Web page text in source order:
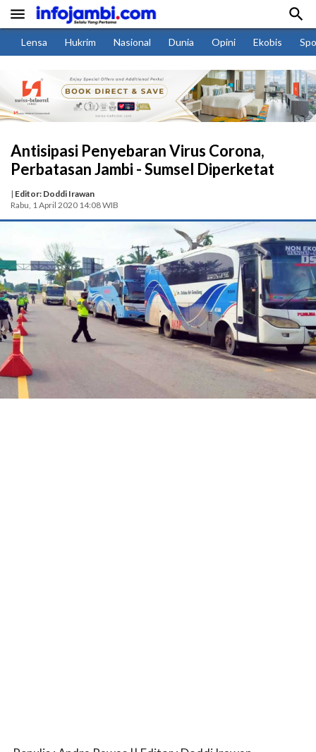
 
Lensa Hukrim Nasional Dunia Opini Ekobis
Antisipasi Penyebaran Virus Corona,
Perbatasan Jambi - Sumsel Diperketat
| Editor: Doddi Irawan
Rabu, 1 April 2020 14:08 WIB